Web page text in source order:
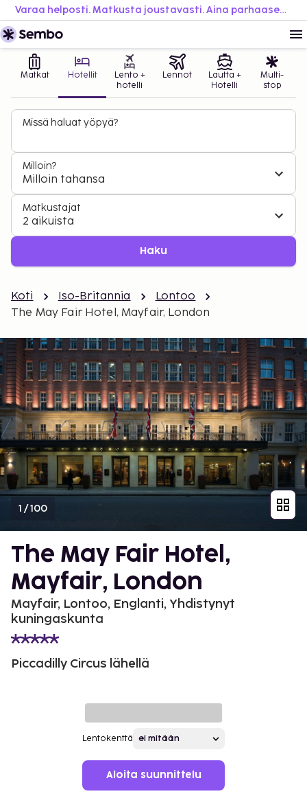
Varaa helposti. Matkusta joustavasti. Aina parhaaseen hintaan.
Matkat Hotellit
Lento +
hotelli
Lennot
Lautta +
Hotelli
Multi-
stop
Missä haluat yöpyä?
Milloin?
Milloin tahansa
Matkustajat
2 aikuista
Haku
Koti Iso-Britannia
Lontoo
The May Fair Hotel, Mayfair, London
1 /100
The May Fair Hotel,
Mayfair, London
Mayfair, Lontoo, Englanti, Yhdistynyt
kuningaskunta
Piccadilly Circus lähellä
Lentokenttä
Aloita suunnittelu